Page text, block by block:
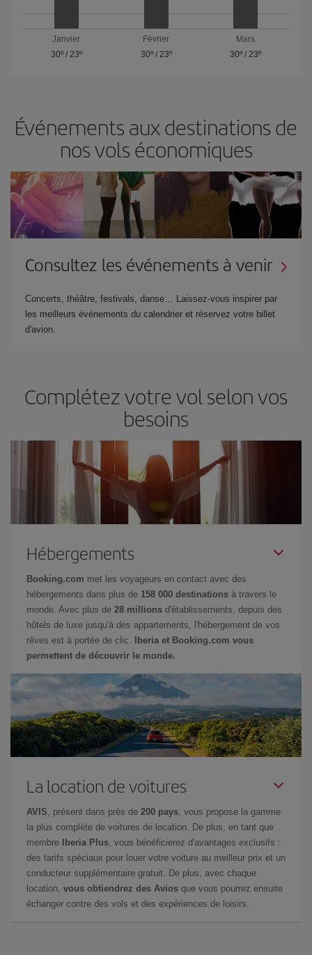
Janvier
30º/ 23º
Février
30º/ 23º
Mars
30º / 23º
Événements aux destinations de
nos vols économiques
Consultez les événements à venir
Concerts, théâtre, festivals, danse… Laissez-vous inspirer par
les meilleurs événements du calendrier et réservez votre billet
d'avion.
Complétez votre vol selon vos
besoins
Hébergements
Booking.com met les voyageurs en contact avec des
hébergements dans plus de 158 000 destinations à travers le
monde. Avec plus de 28 millions d'établissements, depuis des
hôtels de luxe jusqu'à des appartements, l'hébergement de vos
rêves est à portée de clic.
Iberia et Booking.com vous
permettent de découvrir le monde.
La location de voitures
AVIS , présent dans près de 200 pays , vous propose la gamme
la plus complète de voitures de location. De plus, en tant que
membre
Iberia Plus , vous bénéficierez d'avantages exclusifs :
des tarifs spéciaux pour louer votre voiture au meilleur prix et un
conducteur supplémentaire gratuit. De plus, avec chaque
location, vous obtiendrez des Avios que vous pourrez ensuite
échanger contre des vols et des expériences de loisirs.